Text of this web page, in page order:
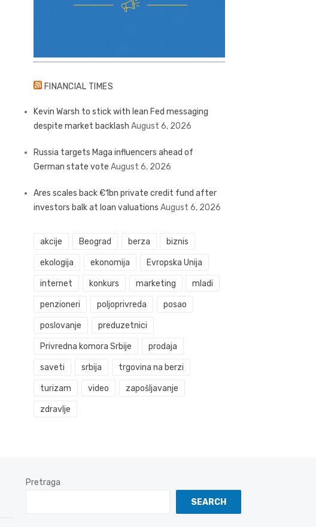
FINANCIAL TIMES
Kevin Warsh to stick with lean Fed messaging
despite market backlash August 6, 2026
Russia targets Maga influencers ahead of
German state vote August 6, 2026
Ares scales back €1bn private credit fund after
investors balk at loan valuations August 6, 2026
akcije Beograd berza biznis
ekologija ekonomija Evropska Unija
internet konkurs marketing mladi
penzioneri poljoprivreda posao
poslovanje preduzetnici
Privredna komora Srbije prodaja
saveti srbija trgovina na berzi
turizam video zapošljavanje
zdravlje
Pretraga
SEARCH